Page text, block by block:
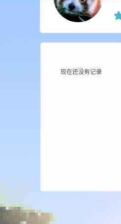
ne
现在还没有记录